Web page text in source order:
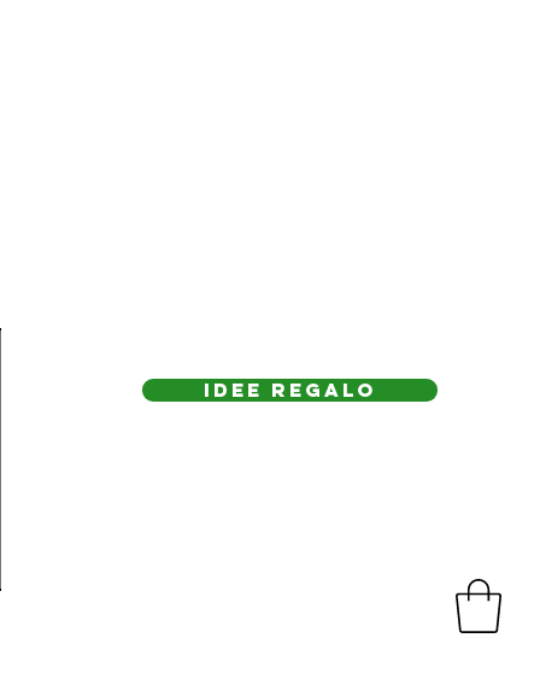
20260620_120403-Photoroom.png
IDEE REGAlo